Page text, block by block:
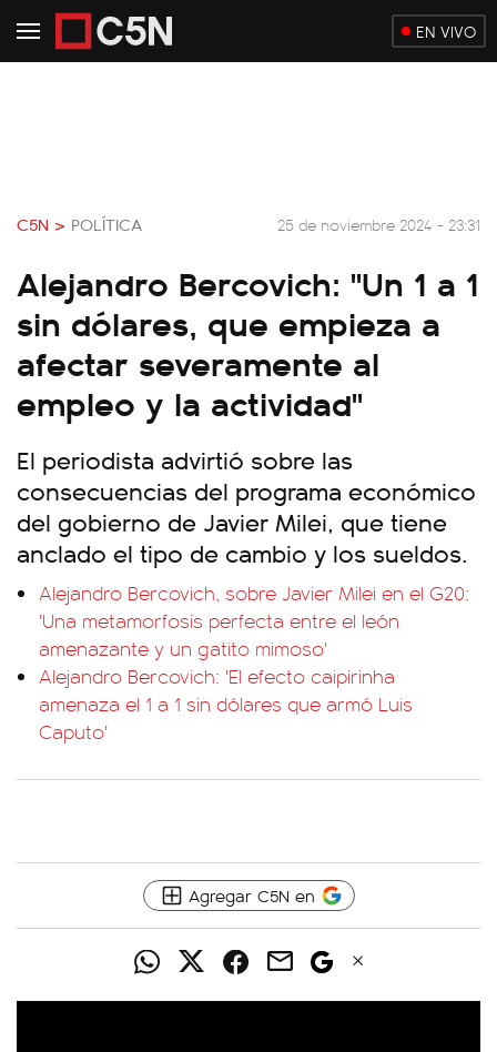
EN VIVO
C5N > POLÍTICA 25 de noviembre 2024 - 23:31
Alejandro Bercovich: "Un 1 a 1
sin dólares, que empieza a
afectar severamente al
empleo y la actividad"
El periodista advirtió sobre las
consecuencias del programa económico
del gobierno de Javier Milei, que tiene
anclado el tipo de cambio y los sueldos.
Alejandro Bercovich, sobre Javier Milei en el G20:
'Una metamorfosis perfecta entre el león
amenazante y un gatito mimoso'
Alejandro Bercovich: 'El efecto caipirinha
amenaza el 1 a 1 sin dólares que armó Luis
Caputo'
Agregar C5N en